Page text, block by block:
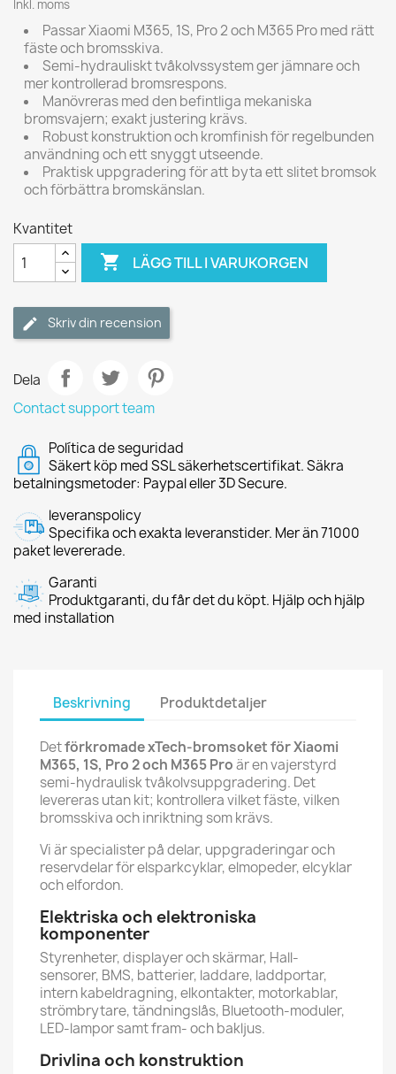
Inkl. moms
Passar Xiaomi M365, 1S, Pro 2 och M365 Pro med rätt
fäste och bromsskiva.
Semi-hydrauliskt tvåkolvssystem ger jämnare och
mer kontrollerad bromsrespons.
Manövreras med den befintliga mekaniska
bromsvajern; exakt justering krävs.
Robust konstruktion och kromfinish för regelbunden
användning och ett snyggt utseende.
Praktisk uppgradering för att byta ett slitet bromsok
och förbättra bromskänslan.
Kvantitet
 LÄGG TILL I VARUKORGEN
Skriv din recension
Dela
Contact support team
Política de seguridad
Säkert köp med SSL säkerhetscertifikat. Säkra
betalningsmetoder: Paypal eller 3D Secure.
leveranspolicy
Specifika och exakta leveranstider. Mer än 71000
paket levererade.
Garanti
Produktgaranti, du får det du köpt. Hjälp och hjälp
med installation
Beskrivning Produktdetaljer
Detförkromade xTech-bromsoket för Xiaomi
M365, 1S, Pro 2 och M365 Proär en vajerstyrd
semi-hydraulisk tvåkolvsuppgradering. Det
levereras utan kit; kontrollera vilket fäste, vilken
bromsskiva och inriktning som krävs.
Vi är specialister på delar, uppgraderingar och
reservdelar för elsparkcyklar, elmopeder, elcyklar
och elfordon.
Elektriska och elektroniska
komponenter
Styrenheter, displayer och skärmar, Hall-
sensorer, BMS, batterier, laddare, laddportar,
intern kabeldragning, elkontakter, motorkablar,
strömbrytare, tändningslås, Bluetooth-moduler,
LED-lampor samt fram- och bakljus.
Drivlina och konstruktion